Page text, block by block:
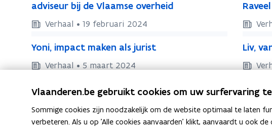
h
a
n
a
v
a
n
adviseur bij de Vlaamse overheid
o
h
a
n
n
a
v
n
Verhaal • 19 februari 2024
l
e
,
e
n
v
e
i
l
e
s
,
e
n
e
o
n
,
i
m
Yoni, impact maken als jurist
Y
o
n
,
i
m
Verhaal • 5 maart 2024
i
v
v
a
n
Liv,
L
i
v
v
a
n
Vlaanderen.be gebruikt cookies om uw surfervaring
Sommige cookies zijn noodzakelijk om de website optimaal te laten
verbeteren. Als u op 'Alle cookies aanvaarden' klikt, aanvaardt u ook